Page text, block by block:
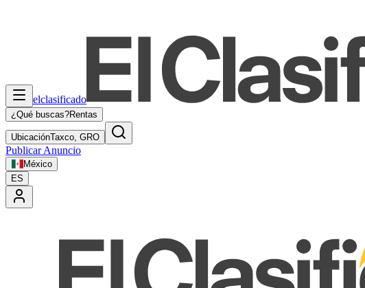
elclasificado
¿Qué buscas?Rentas
UbicaciónTaxco, GRO
Publicar Anuncio
México
ES